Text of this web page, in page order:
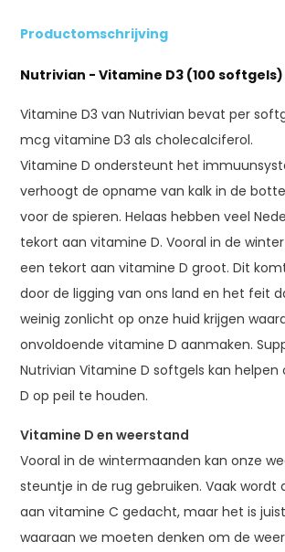
Productomschrijving
Nutrivian - Vitamine D3 (100 softgels)
Vitamine D3 van Nutrivian bevat per
mcg vitamine D3 als cholecalciferol.
Vitamine D ondersteunt het
verhoogt de opname van kalk in de
voor de spieren. Helaas hebben veel
tekort aan vitamine D. Vooral in de
een tekort aan vitamine D groot. Dit
door de ligging van ons land en het feit
weinig zonlicht op onze huid krijgen
onvoldoende vitamine D aanmaken.
Nutrivian Vitamine D softgels kan
D op peil te houden.
Vitamine D en weerstand
Vooral in de wintermaanden kan onze
steuntje in de rug gebruiken. Vaak wordt
aan vitamine C gedacht, maar het is
waaraan we moeten denken om de